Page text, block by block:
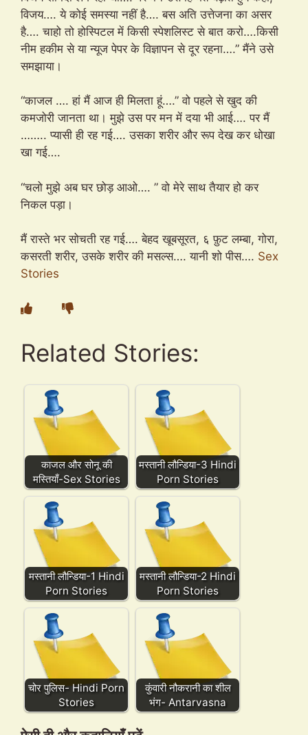
विजय…. ये कोई समस्या नहीं है…. बस अति उत्तेजना का असर
है…. चाहो तो होस्पिटल में किसी स्पेशलिस्ट से बात करो….किसी
नीम हकीम से या न्यूज पेपर के विज्ञापन से दूर रहना….” मैंने उसे
समझाया।
“काजल …. हां मैं आज ही मिलता हूं….” वो पहले से खुद की
कमजोरी जानता था। मुझे उस पर मन में दया भी आई…. पर मैं
…….. प्यासी ही रह गई…. उसका शरीर और रूप देख कर धोखा
खा गई….
“चलो मुझे अब घर छोड़ आओ…. ” वो मेरे साथ तैयार हो कर
निकल पड़ा।
मैं रास्ते भर सोचती रह गई…. बेहद खूबसूरत, ६ फ़ुट लम्बा, गोरा,
कसरती शरीर, उसके शरीर की मसल्स…. यानी शो पीस…. Sex
Stories
Related Stories:
काजल और सोनू की
मस्तियाँ-Sex Stories
मस्तानी लौन्डिया-3 Hindi
Porn Stories
मस्तानी लौन्डिया-1 Hindi
Porn Stories
मस्तानी लौन्डिया-2 Hindi
Porn Stories
चोर पुलिस- Hindi Porn
Stories
कुंवारी नौकरानी का शील
भंग- Antarvasna